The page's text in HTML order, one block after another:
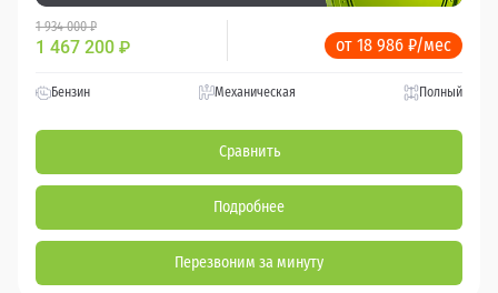
1 934 000 ₽
1 467 200 ₽ от 18 986 ₽/мес
Бензин Механическая Полный
Сравнить
Подробнее
Перезвоним за минуту